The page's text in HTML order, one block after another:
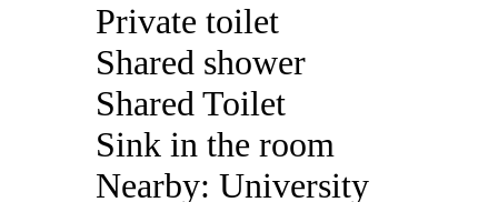
Private toilet
Shared shower
Shared Toilet
Sink in the room
Nearby: University